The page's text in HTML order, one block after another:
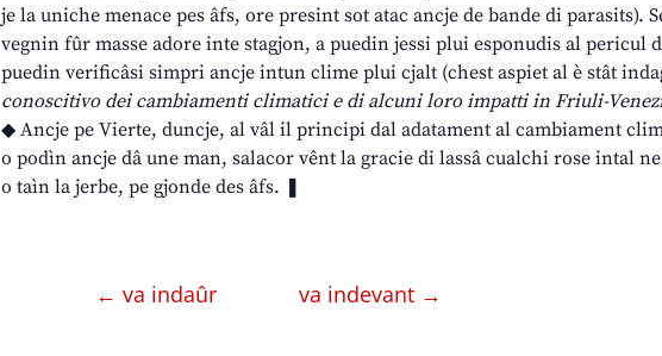
je la uniche menace pes âfs, ore presint sot atac ancje de bande di parasits).
vegnin fûr masse adore inte stagjon, a puedin jessi plui esponudis al pericul
puedin verificâsi simpri ancje intun clime plui cjalt (chest aspiet al è stât
conoscitivo dei cambiamenti climatici e di alcuni loro impatti in Friuli-
◆ Ancje pe Vierte, duncje, al vâl il principi dal adatament al cambiament
o podìn ancje dâ une man, salacor vênt la gracie di lassâ cualchi rose intal
o taìn la jerbe, pe gjonde des âfs. ❚
← va indaûr va indevant →